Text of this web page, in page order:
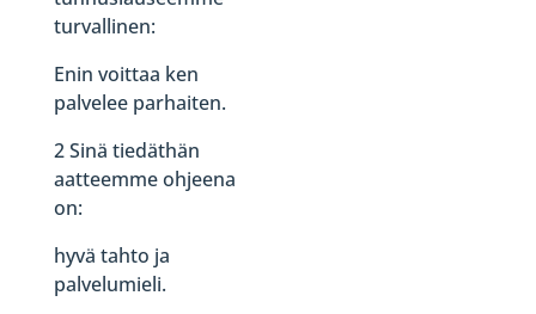
turvallinen:
Enin voittaa ken
palvelee parhaiten.
2 Sinä tiedäthän
aatteemme ohjeena
on:
hyvä tahto ja
palvelumieli.